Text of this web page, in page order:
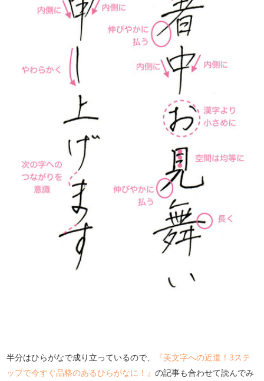
半分はひらがなで成り立っているので、
『美文字への近道！3ステ
ップで今すぐ品格のあるひらがなに！』の記事も合わせて読んでみ